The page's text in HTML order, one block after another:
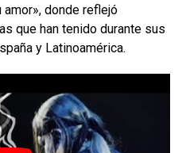
donde reflejó
que han tenido durante sus
y Latinoamérica.